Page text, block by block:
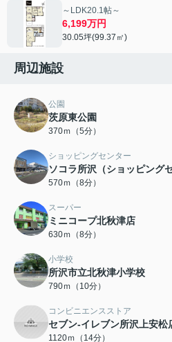
～LDK20.1帖～
6,199万円
30.05坪(99.37㎡)
周辺施設
公園
茨原東公園
370ｍ（5分）
ショッピングセンター
ソコラ所沢（ショッピング
570ｍ（8分）
スーパー
ミニコープ北秋津店
630ｍ（8分）
小学校
所沢市立北秋津小学校
790ｍ（10分）
コンビニエンスストア
セブン-イレブン所沢上安松
1120ｍ（14分）